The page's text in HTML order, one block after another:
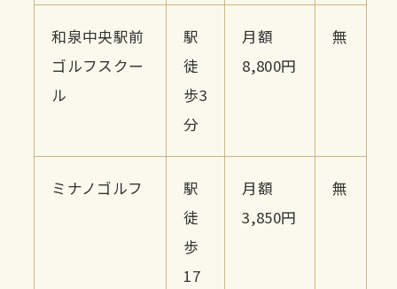
和泉中央駅前
ゴルフスクー
ル
駅
徒
歩3
分
月額
8,800円
無
ミナノゴルフ
駅
徒
歩
17
月額
3,850円
無